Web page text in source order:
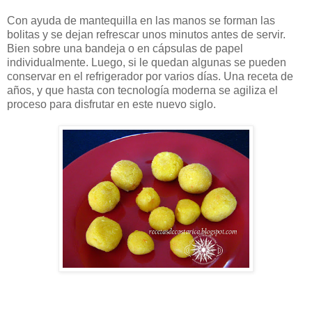
Con ayuda de mantequilla en las manos se forman las
bolitas y se dejan refrescar unos minutos antes de servir.
Bien sobre una bandeja o en cápsulas de papel
individualmente. Luego, si le quedan algunas se pueden
conservar en el refrigerador por varios días. Una receta de
años, y que hasta con tecnología moderna se agiliza el
proceso para disfrutar en este nuevo siglo.